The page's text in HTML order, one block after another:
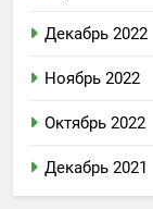
Декабрь 2022
Ноябрь 2022
Октябрь 2022
Декабрь 2021